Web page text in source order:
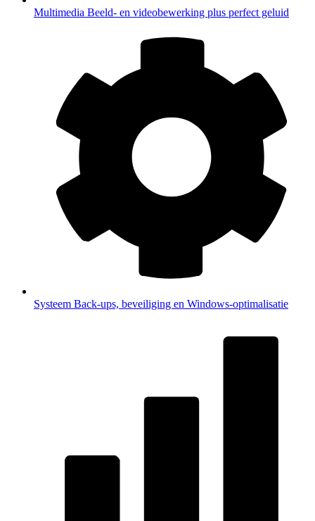
Multimedia Beeld- en videobewerking plus perfect geluid
Systeem Back-ups, beveiliging en Windows-optimalisatie